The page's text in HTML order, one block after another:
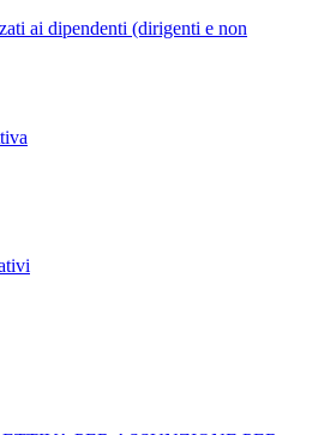
ai dipendenti (dirigenti e non